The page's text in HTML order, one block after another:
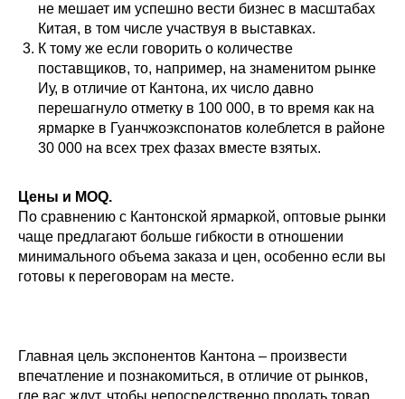
не мешает им успешно вести бизнес в масштабах
Китая, в том числе участвуя в выставках.
К тому же если говорить о количестве
поставщиков, то, например, на знаменитом рынке
Иу, в отличие от Кантона, их число давно
перешагнуло отметку в 100 000, в то время как на
ярмарке в Гуанчжоэкспонатов колеблется в районе
30 000 на всех трех фазах вместе взятых.
Цены и MOQ.
По сравнению с Кантонской ярмаркой, оптовые рынки
чаще предлагают больше гибкости в отношении
минимального объема заказа и цен, особенно если вы
готовы к переговорам на месте.
Главная цель экспонентов Кантона – произвести
впечатление и познакомиться, в отличие от рынков,
где вас ждут, чтобы непосредственно продать товар.